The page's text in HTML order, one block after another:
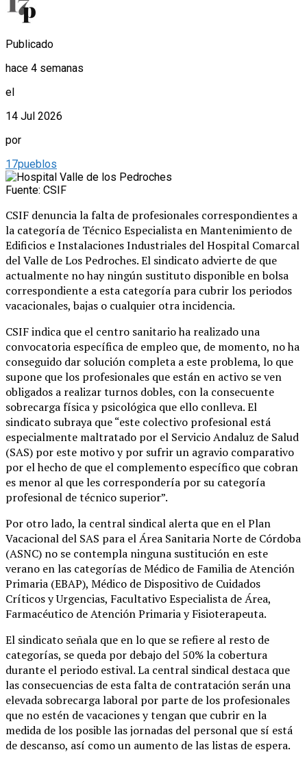
Publicado
hace 4 semanas
el
14 Jul 2026
por
17pueblos
Fuente: CSIF
CSIF denuncia la falta de profesionales correspondientes a
la categoría de Técnico Especialista en Mantenimiento de
Edificios e Instalaciones Industriales del Hospital Comarcal
del Valle de Los Pedroches. El sindicato advierte de que
actualmente no hay ningún sustituto disponible en bolsa
correspondiente a esta categoría para cubrir los periodos
vacacionales, bajas o cualquier otra incidencia.
CSIF indica que el centro sanitario ha realizado una
convocatoria específica de empleo que, de momento, no ha
conseguido dar solución completa a este problema, lo que
supone que los profesionales que están en activo se ven
obligados a realizar turnos dobles, con la consecuente
sobrecarga física y psicológica que ello conlleva. El
sindicato subraya que “este colectivo profesional está
especialmente maltratado por el Servicio Andaluz de Salud
(SAS) por este motivo y por sufrir un agravio comparativo
por el hecho de que el complemento específico que cobran
es menor al que les correspondería por su categoría
profesional de técnico superior”.
Por otro lado, la central sindical alerta que en el Plan
Vacacional del SAS para el Área Sanitaria Norte de Córdoba
(ASNC) no se contempla ninguna sustitución en este
verano en las categorías de Médico de Familia de Atención
Primaria (EBAP), Médico de Dispositivo de Cuidados
Críticos y Urgencias, Facultativo Especialista de Área,
Farmacéutico de Atención Primaria y Fisioterapeuta.
El sindicato señala que en lo que se refiere al resto de
categorías, se queda por debajo del 50% la cobertura
durante el periodo estival. La central sindical destaca que
las consecuencias de esta falta de contratación serán una
elevada sobrecarga laboral por parte de los profesionales
que no estén de vacaciones y tengan que cubrir en la
medida de los posible las jornadas del personal que sí está
de descanso, así como un aumento de las listas de espera.